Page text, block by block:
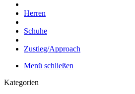
Herren
Schuhe
Zustieg/Approach
Menü schließen
Kategorien